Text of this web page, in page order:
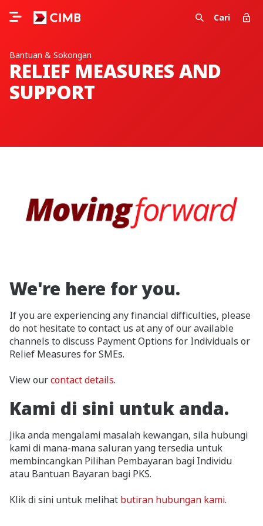
Cari
Bantuan & Sokongan
RELIEF MEASURES AND
SUPPORT
We're here for you.
If you are experiencing any financial difficulties, please
do not hesitate to contact us at any of our available
channels to discuss Payment Options for Individuals or
Relief Measures for SMEs.
View ourcontact details.
Kami di sini untuk anda.
Jika anda mengalami masalah kewangan, sila hubungi
kami di mana-mana saluran yang tersedia untuk
membincangkan Pilihan Pembayaran bagi Individu
atau Bantuan Bayaran bagi PKS.
Klik di sini untuk melihat butiran hubungan kami.